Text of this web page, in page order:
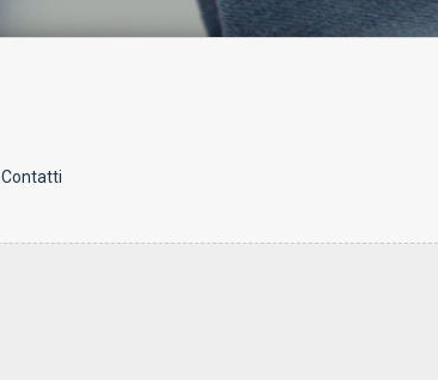
Contatti